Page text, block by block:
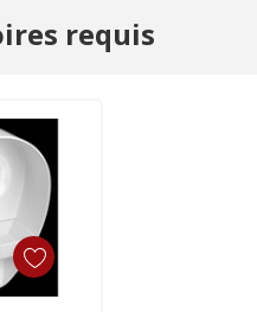
requis